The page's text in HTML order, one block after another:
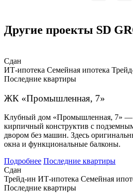
Другие проекты SD
Сдан
ИТ-ипотека Семейная ипотека
Последние квартиры
ЖК «Промышленная, 7»
Клубный дом «Промышленная, 7» —
кирпичный конструктив с
двором без машин. Здесь
окна и функциональные балконы.
Подробнее Последние квартиры
Сдан
Трейд-ин ИТ-ипотека Семейная
Последние квартиры